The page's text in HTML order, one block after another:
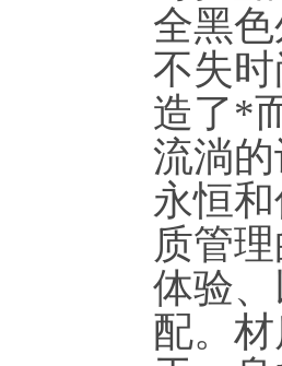
全黑
不失
造了*
流淌
永恒
质管
体验
配。